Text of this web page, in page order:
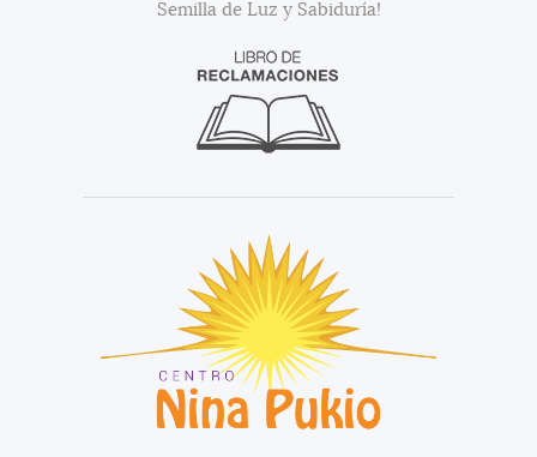
Semilla de Luz y Sabiduría!